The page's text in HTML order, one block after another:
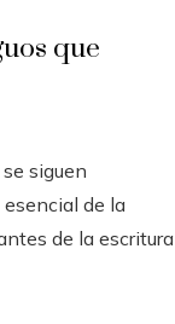
que
siguen
de la
de la escritura